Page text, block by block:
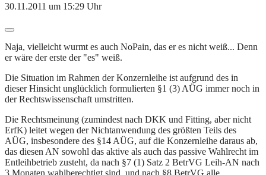
30.11.2011 um 15:29 Uhr
Naja, vielleicht wurmt es auch NoPain, das er es nicht weiß... Denn
er wäre der erste der "es" weiß.
Die Situation im Rahmen der Konzernleihe ist aufgrund des in
dieser Hinsicht unglücklich formulierten §1 (3) AÜG immer noch in
der Rechtswissenschaft umstritten.
Die Rechtsmeinung (zumindest nach DKK und Fitting, aber nicht
ErfK) leitet wegen der Nichtanwendung des größten Teils des
AÜG, insbesondere des §14 AÜG, auf die Konzernleihe daraus ab,
das diesen AN sowohl das aktive als auch das passive Wahlrecht im
Entleihbetrieb zusteht, da nach §7 (1) Satz 2 BetrVG Leih-AN nach
3 Monaten wahlberechtigt sind, und nach §8 BetrVG alle